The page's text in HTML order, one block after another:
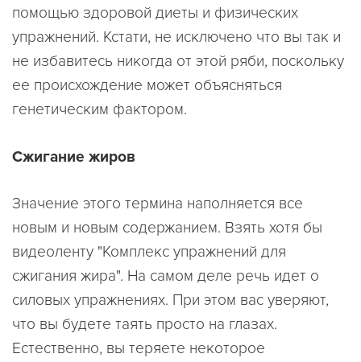
помощью здоровой диеты и физических
упражнений. Кстати, не исключено что вы так и
не избавитесь никогда от этой ряби, поскольку
ее происхождение может объясняться
генетическим фактором.
Сжигание жиров
Значение этого термина наполняется все
новым и новым содержанием. Взять хотя бы
видеоленту "Комплекс упражнений для
сжигания жира". На самом деле речь идет о
силовых упражнениях. При этом вас уверяют,
что вы будете таять просто на глазах.
Естественно, вы теряете некоторое